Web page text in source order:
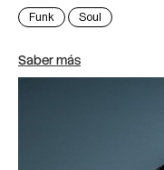
Funk Soul
Saber más